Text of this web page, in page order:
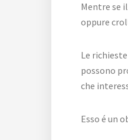
Mentre se
oppure
Le
possono
che
Esso é un